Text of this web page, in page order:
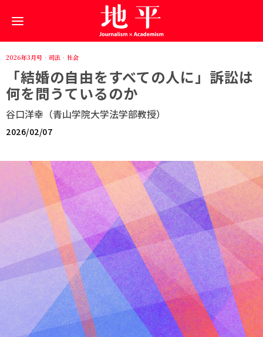
2026年3月号 · 司法 · 社会
「結婚の自由をすべての人に」訴訟は
何を問うているのか
谷口洋幸（青山学院大学法学部教授）
2026/02/07